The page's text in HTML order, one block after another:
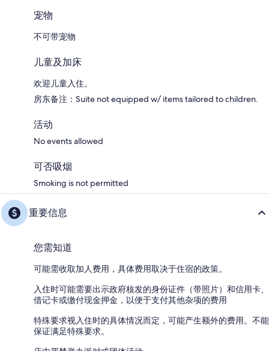
宠物
不可带宠物
儿童及加床
欢迎儿童入住。
房东备注：Suite not equipped w/ items tailored to children.
活动
No events allowed
可否吸烟
Smoking is not permitted
重要信息
您需知道
可能需收取加人费用，具体费用取决于住宿的政策。
入住时可能需要出示政府核发的身份证件（带照片）和信用卡、
借记卡或缴付现金押金，以便于支付其他杂项的费用
特殊要求视入住时的具体情况而定，可能产生额外的费用。不能
保证满足特殊要求。